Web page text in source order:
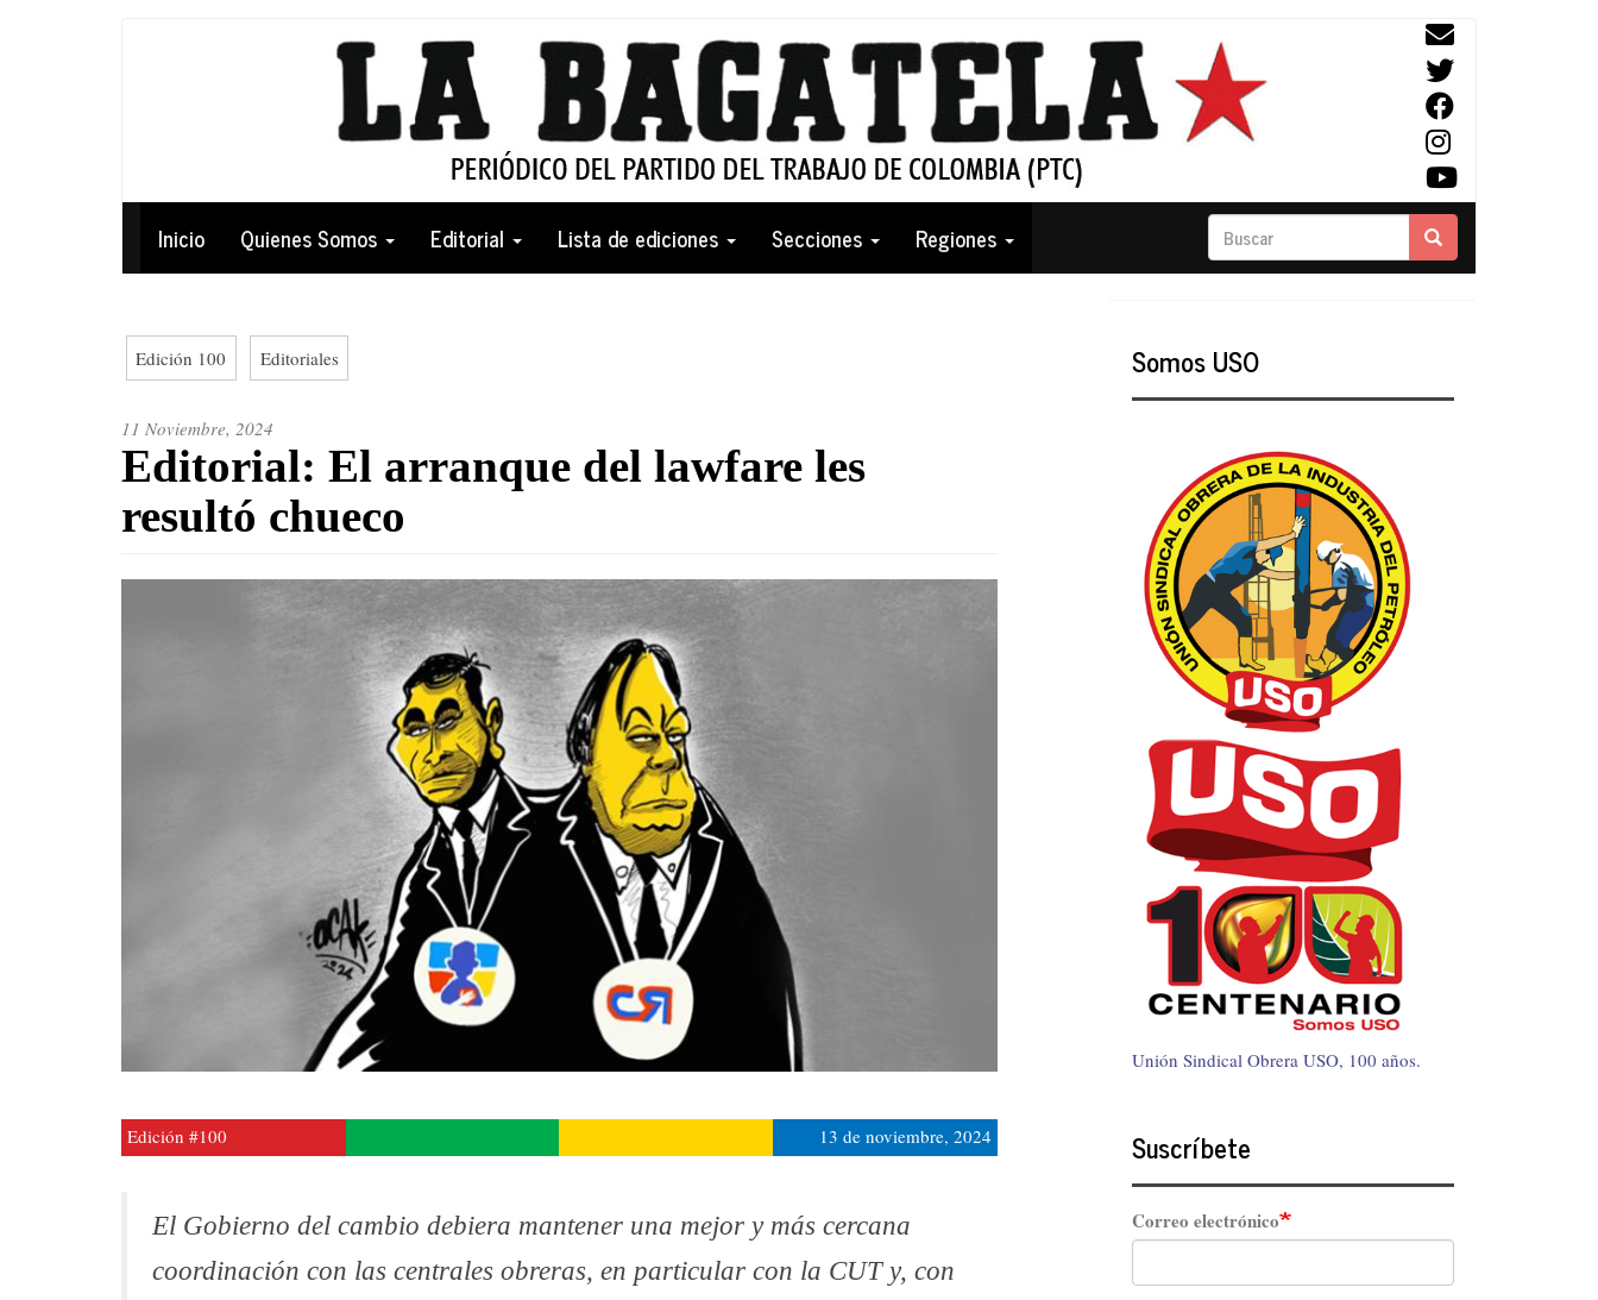
Navegación
principal
Inicio Quienes Somos Editorial Lista de ediciones Secciones Regiones Buscar Buscar
Edición 100 Editoriales
11 Noviembre, 2024
Editorial: El arranque del lawfare les
resultó chueco
Edición #100 13 de noviembre, 2024
El Gobierno del cambio debiera mantener una mejor y más cercana
coordinación con las centrales obreras, en particular con la CUT y, con
Somos USO
Unión Sindical Obrera USO, 100 años.
Suscríbete
Correo electrónico